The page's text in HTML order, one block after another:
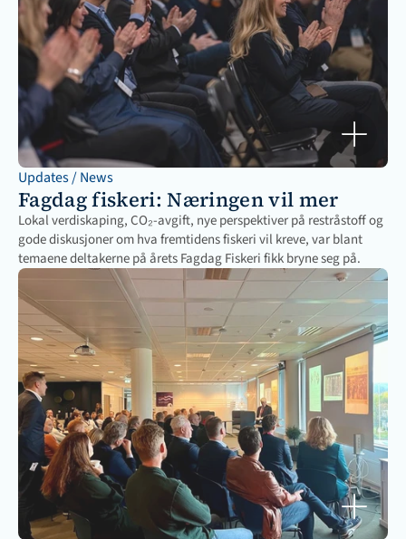
Updates / News
Fagdag fiskeri: Næringen vil mer
Lokal verdiskaping, CO₂-avgift, nye perspektiver på restråstoff og
gode diskusjoner om hva fremtidens fiskeri vil kreve, var blant
temaene deltakerne på årets Fagdag Fiskeri fikk bryne seg på.